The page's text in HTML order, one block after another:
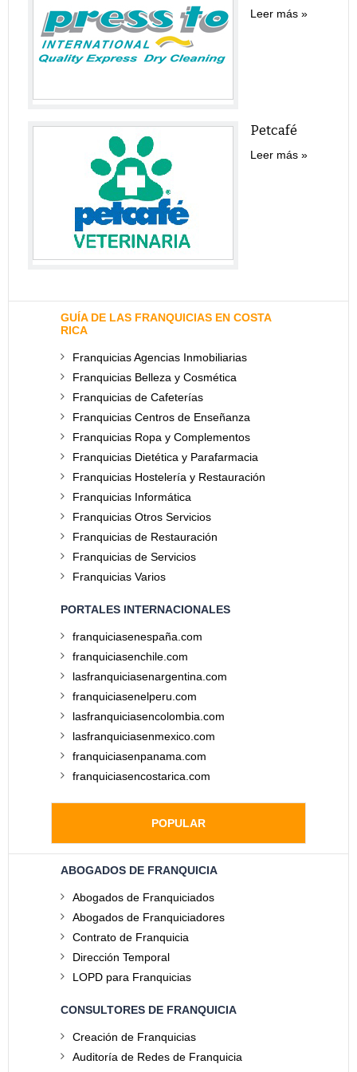
Leer más
Petcafé
Leer más
GUÍA DE LAS FRANQUICIAS EN COSTA
RICA
Franquicias Agencias Inmobiliarias
Franquicias Belleza y Cosmética
Franquicias de Cafeterías
Franquicias Centros de Enseñanza
Franquicias Ropa y Complementos
Franquicias Dietética y Parafarmacia
Franquicias Hostelería y Restauración
Franquicias Informática
Franquicias Otros Servicios
Franquicias de Restauración
Franquicias de Servicios
Franquicias Varios
PORTALES INTERNACIONALES
franquiciasenespaña.com
franquiciasenchile.com
lasfranquiciasenargentina.com
franquiciasenelperu.com
lasfranquiciasencolombia.com
lasfranquiciasenmexico.com
franquiciasenpanama.com
franquiciasencostarica.com
POPULAR
ABOGADOS DE FRANQUICIA
Abogados de Franquiciados
Abogados de Franquiciadores
Contrato de Franquicia
Dirección Temporal
LOPD para Franquicias
CONSULTORES DE FRANQUICIA
Creación de Franquicias
Auditoría de Redes de Franquicia